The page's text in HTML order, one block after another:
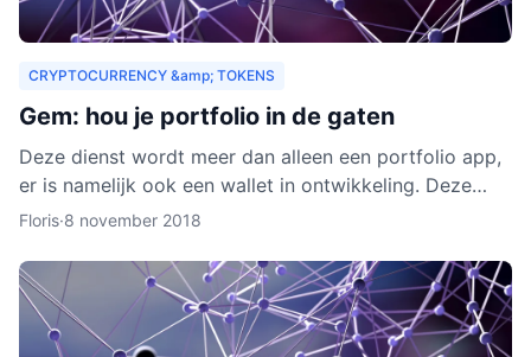
CRYPTOCURRENCY &amp; TOKENS
Gem: hou je portfolio in de gaten
Deze dienst wordt meer dan alleen een portfolio app,
er is namelijk ook een wallet in ontwikkeling. Deze
wallet gaat verschillende cryptocurrencies en token
Floris·8 november 2018